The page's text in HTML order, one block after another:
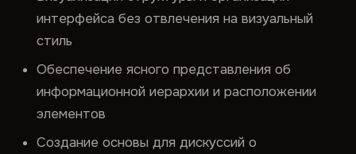
интерфейса без отвлечения на визуальный
стиль
Обеспечение ясного представления об
информационной иерархии и расположении
элементов
Создание основы для дискуссий о